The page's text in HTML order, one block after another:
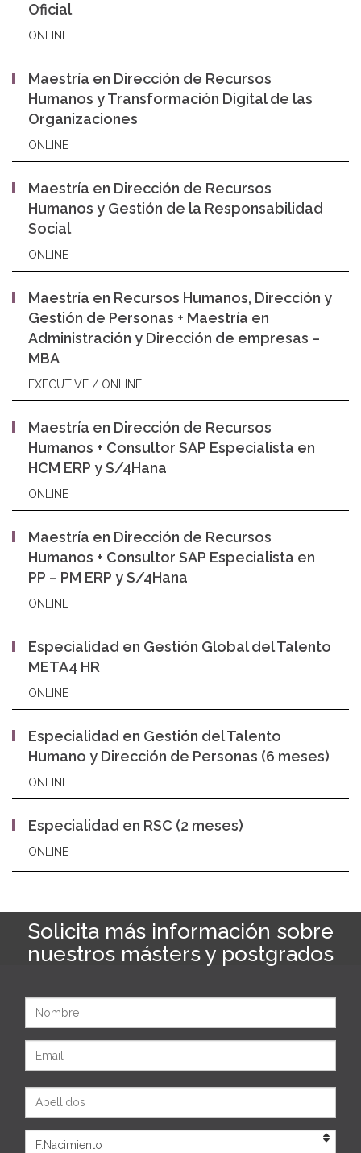
Oficial
ONLINE
Maestría en Dirección de Recursos
Humanos y Transformación Digital de las
Organizaciones
ONLINE
Maestría en Dirección de Recursos
Humanos y Gestión de la Responsabilidad
Social
ONLINE
Maestría en Recursos Humanos, Dirección y
Gestión de Personas + Maestría en
Administración y Dirección de empresas –
MBA
EXECUTIVE / ONLINE
Maestría en Dirección de Recursos
Humanos + Consultor SAP Especialista en
HCM ERP y S/4Hana
ONLINE
Maestría en Dirección de Recursos
Humanos + Consultor SAP Especialista en
PP – PM ERP y S/4Hana
ONLINE
Especialidad en Gestión Global del Talento
META4 HR
ONLINE
Especialidad en Gestión del Talento
Humano y Dirección de Personas (6 meses)
ONLINE
Especialidad en RSC (2 meses)
ONLINE
Solicita más información sobre
nuestros másters y postgrados